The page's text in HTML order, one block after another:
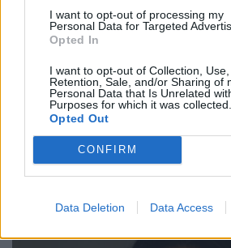
I want to opt-out of processing my
Personal Data for Targeted
Opted In
I want to opt-out of Collection, Use,
Retention, Sale, and/or Sharing of
Personal Data that Is Unrelated
Purposes for which it was collected.
Opted Out
CONFIRM
Data Deletion Data Access